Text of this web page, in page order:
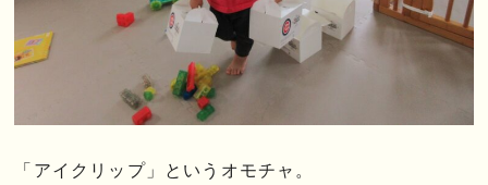
「アイクリップ」というオモチャ。